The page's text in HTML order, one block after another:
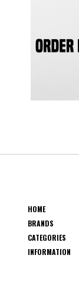
HOME
BRANDS
CATEGORIES
INFORMATION